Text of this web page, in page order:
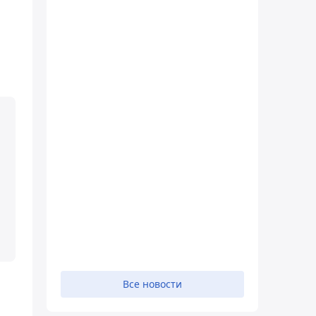
Все новости